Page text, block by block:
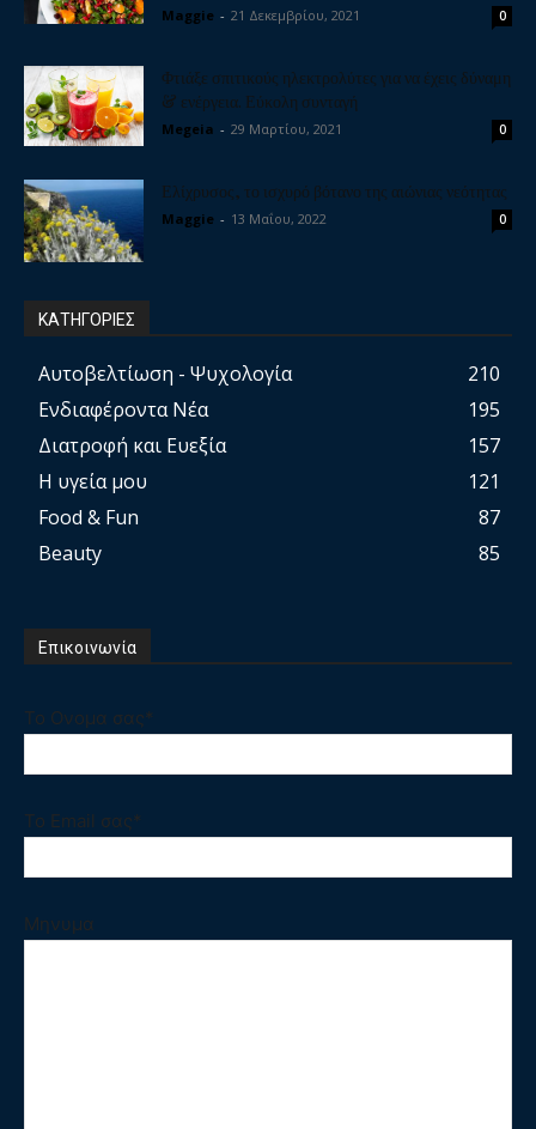
Maggie - 21 Δεκεμβρίου, 2021 0
Φτιάξε σπιτικούς ηλεκτρολύτες για να έχεις δύναμη
& ενέργεια. Εύκολη συνταγή
Megeia - 29 Μαρτίου, 2021 0
Ελίχρυσος, το ισχυρό βότανο της αιώνιας νεότητας
Maggie - 13 Μαΐου, 2022 0
ΚΑΤΗΓΟΡΙΕΣ
Αυτοβελτίωση - Ψυχολογία
210
Ενδιαφέροντα Νέα
195
Διατροφή και Ευεξία
157
Η υγεία μου
121
Food & Fun
87
Beauty
85
Επικοινωνία
Το Ονομα σας*
Το Email σας*
Μηνυμα